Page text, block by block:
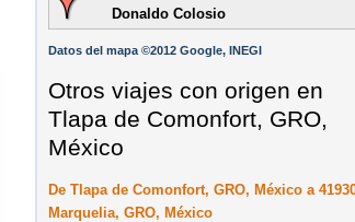
Donaldo Colosio
Datos del mapa ©2012 Google, INEGI
Otros viajes con origen en
Tlapa de Comonfort, GRO,
México
De Tlapa de Comonfort, GRO, México a
Marquelia, GRO, México